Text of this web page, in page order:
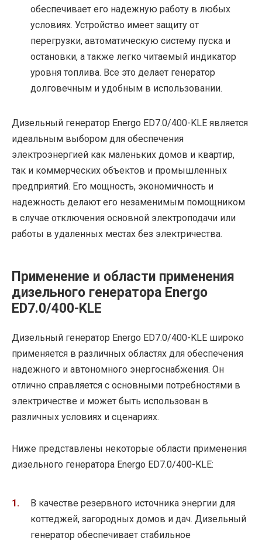
обеспечивает его надежную работу в любых
условиях. Устройство имеет защиту от
перегрузки, автоматическую систему пуска и
остановки, а также легко читаемый индикатор
уровня топлива. Все это делает генератор
долговечным и удобным в использовании.
Дизельный генератор Energo ED7.0/400-KLE является
идеальным выбором для обеспечения
электроэнергией как маленьких домов и квартир,
так и коммерческих объектов и промышленных
предприятий. Его мощность, экономичность и
надежность делают его незаменимым помощником
в случае отключения основной электроподачи или
работы в удаленных местах без электричества.
Применение и области применения
дизельного генератора Energo
ED7.0/400-KLE
Дизельный генератор Energo ED7.0/400-KLE широко
применяется в различных областях для обеспечения
надежного и автономного энергоснабжения. Он
отлично справляется с основными потребностями в
электричестве и может быть использован в
различных условиях и сценариях.
Ниже представлены некоторые области применения
дизельного генератора Energo ED7.0/400-KLE:
В качестве резервного источника энергии для
коттеджей, загородных домов и дач. Дизельный
генератор обеспечивает стабильное